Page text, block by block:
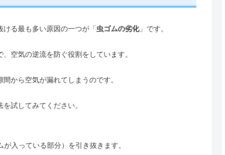
ける最も多い原因の一つが「虫ゴムの劣化」です。
空気の逆流を防ぐ役割をしています。
から空気が漏れてしまうのです。
試してみてください。
入っている部分）を引き抜きます。